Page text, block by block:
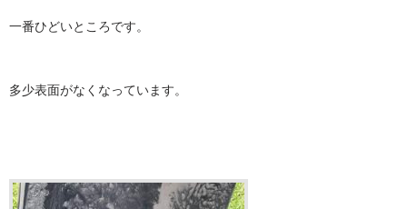
一番ひどいところです。
多少表面がなくなっています。